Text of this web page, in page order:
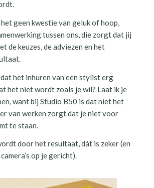
geen kwestie van geluk of hoop,
tussen ons, die zorgt dat jij
de keuzes, de adviezen en het
het inhuren van een stylist erg
het niet wordt zoals je wil? Laat ik je
want bij Studio B50 is dat niet het
van werken zorgt dat je niet voor
te staan.
door het resultaat, dát is zeker (en
op je gericht).